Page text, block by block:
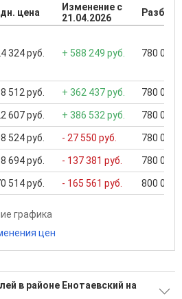
цена
Изменение с
21.04.2026
324 руб. + 588 249 руб. 780 000
512 руб. + 362 437 руб. 780 000
607 руб. + 386 532 руб. 780 000
524 руб. - 27 550 руб. 780 000
694 руб. - 137 381 руб. 780 000
514 руб. - 165 561 руб. 800 000
графика
цен
в районе Енотаевский на